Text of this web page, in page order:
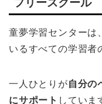
フリースクー
童夢学習センターは
いるすべての学習者
一人ひとりが自分の
にサポート していま